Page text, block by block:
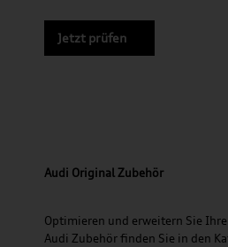
Jetzt prüfen
Audi Original Zubehör
Optimieren und erweitern Sie
Audi Zubehör finden Sie in den